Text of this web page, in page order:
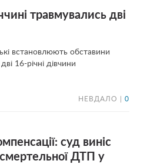
травмувались дві
встановлюють обставини
16-річні дівчини
НЕВДАЛО | 0
суд виніс
ДТП у